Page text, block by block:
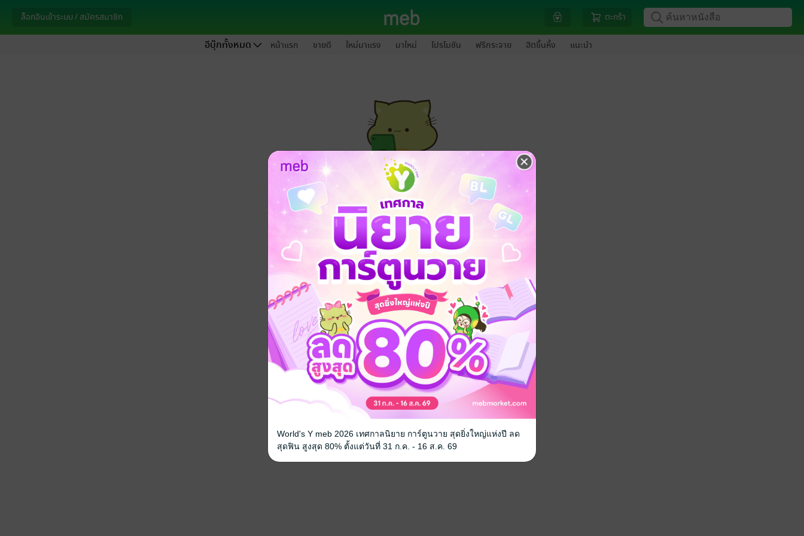
ล็อกอินเข้าระบบ / สมัครสมาชิก ตะกร้า
อีบุ๊กทั้งหมด หน้าแรก ขายดี ใหม่มาแรง มาใหม่ โปรโมชัน ฟรีกระจาย ฮิตขึ้นหิ้ง แนะนำ
กรุณาเข้าสู่ระบบก่อนดำเนินรายการด้วยค่ะ
ล็อกอินเข้าระบบ
World's Y meb 2026 เทศกาลนิยาย การ์ตูนวาย สุดยิ่งใหญ่แห่งปี ลด
สุดฟิน สูงสุด 80% ตั้งแต่วันที่ 31 ก.ค. - 16 ส.ค. 69